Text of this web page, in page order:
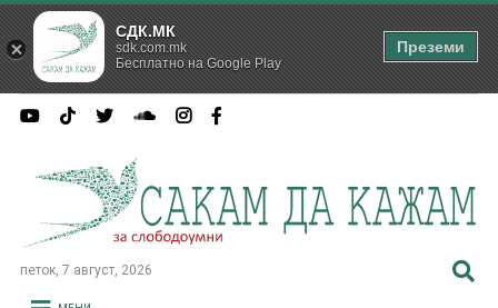
петок, 7 август, 2026
СДК.МК
sdk.com.mk
Бесплатно на Google Play
Преземи